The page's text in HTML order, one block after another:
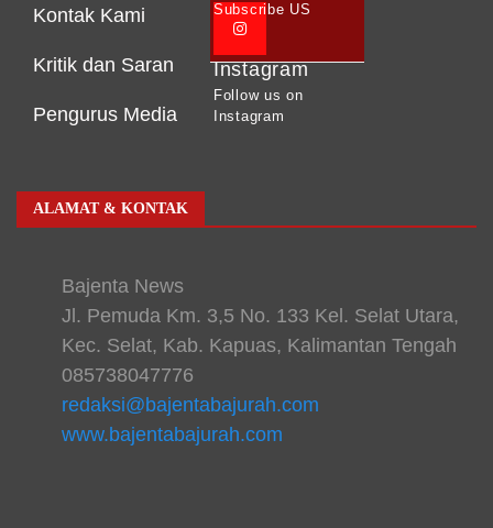
Kontak Kami
Kritik dan Saran
Pengurus Media
Subscribe US
Instagram
Follow us on
Instagram
ALAMAT & KONTAK
Bajenta News
Jl. Pemuda Km. 3,5 No. 133 Kel. Selat Utara,
Kec. Selat, Kab. Kapuas, Kalimantan Tengah
085738047776
redaksi@bajentabajurah.com
www.bajentabajurah.com